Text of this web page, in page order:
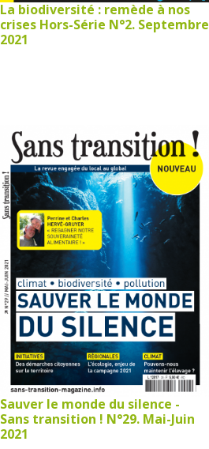
La biodiversité : remède à nos
crises Hors-Série N°2. Septembre
2021
Sauver le monde du silence -
Sans transition ! N°29. Mai-Juin
2021